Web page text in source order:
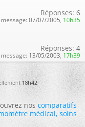
Réponses: 6
07/07/2005, 10h35
Réponses: 4
13/05/2003, 17h39
18h42.
noscomparatifs
médical,soins